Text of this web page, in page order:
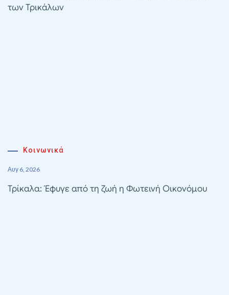
των Τρικάλων
Κοινωνικά
Αυγ 6, 2026
Τρίκαλα: Έφυγε από τη ζωή η Φωτεινή Οικονόμου